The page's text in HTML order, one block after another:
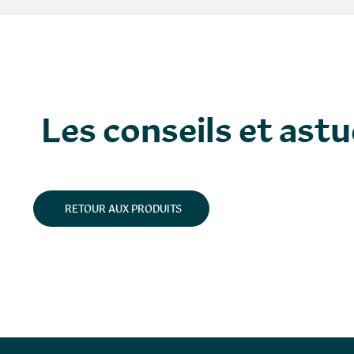
Les conseils et
RETOUR AUX PRODUITS